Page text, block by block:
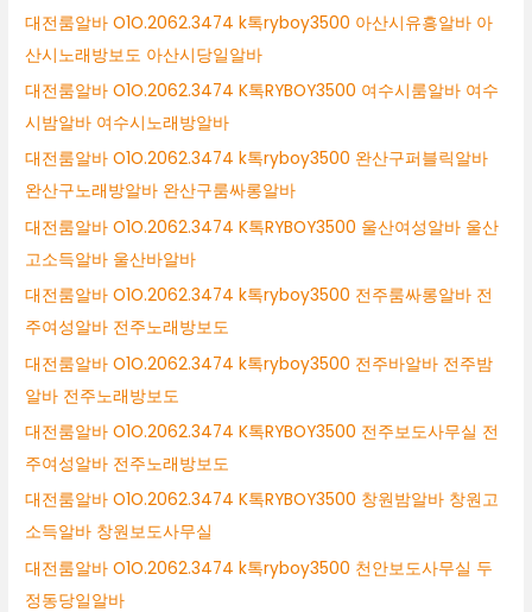
대전룸알바 O1O.2062.3474 k톡ryboy3500 아산시유흥알바 아
산시노래방보도 아산시당일알바
대전룸알바 O1O.2062.3474 K톡RYBOY3500 여수시룸알바 여수
시밤알바 여수시노래방알바
대전룸알바 O1O.2062.3474 k톡ryboy3500 완산구퍼블릭알바
완산구노래방알바 완산구룸싸롱알바
대전룸알바 O1O.2062.3474 K톡RYBOY3500 울산여성알바 울산
고소득알바 울산바알바
대전룸알바 O1O.2062.3474 k톡ryboy3500 전주룸싸롱알바 전
주여성알바 전주노래방보도
대전룸알바 O1O.2062.3474 k톡ryboy3500 전주바알바 전주밤
알바 전주노래방보도
대전룸알바 O1O.2062.3474 K톡RYBOY3500 전주보도사무실 전
주여성알바 전주노래방보도
대전룸알바 O1O.2062.3474 K톡RYBOY3500 창원밤알바 창원고
소득알바 창원보도사무실
대전룸알바 O1O.2062.3474 k톡ryboy3500 천안보도사무실 두
정동당일알바